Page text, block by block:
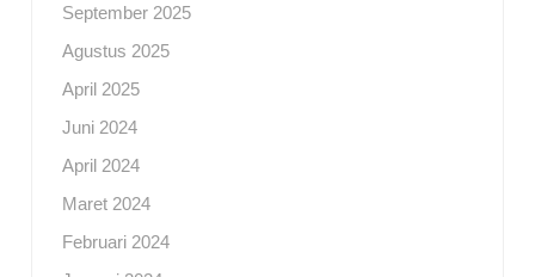
September 2025
Agustus 2025
April 2025
Juni 2024
April 2024
Maret 2024
Februari 2024